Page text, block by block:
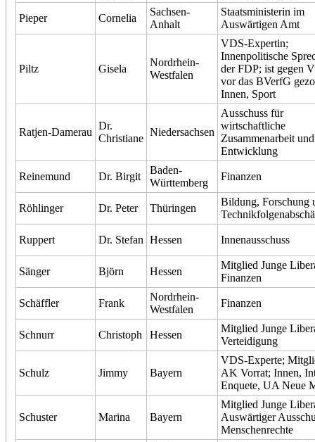
Pieper Cornelia
Sachsen-
Anhalt
Staatsministerin im
Auswärtigen Amt
Piltz Gisela
Nordrhein-
Westfalen
VDS-Expertin;
Innenpolitische
der FDP; ist gegen
vor das BVerfG
Innen, Sport
Ratjen-Damerau
Dr.
Christiane
Niedersachsen
Ausschuss für
wirtschaftliche
Zusammenarbeit und
Entwicklung
Reinemund Dr. Birgit
Baden-
Württemberg
Finanzen
Röhlinger Dr. Peter Thüringen
Bildung, Forschung
Ruppert Dr. Stefan Hessen Innenausschuss
Sänger Björn Hessen
Mitglied Junge
Finanzen
Schäffler Frank
Nordrhein-
Westfalen
Finanzen
Schnurr Christoph Hessen
Mitglied Junge
Verteidigung
Schulz Jimmy Bayern
VDS-Experte;
AK Vorrat; Innen,
Enquete, UA Neue
Schuster Marina Bayern
Mitglied Junge
Auswärtiger
Menschenrechte